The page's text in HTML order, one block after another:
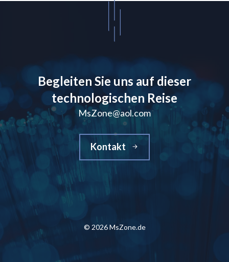
Begleiten Sie uns auf dieser
technologischen Reise
MsZone@aol.com
Kontakt
© 2026 MsZone.de